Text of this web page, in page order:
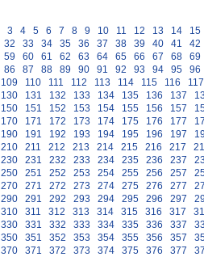
3 4 5 6 7 8 9 10 11 12 13 14
15
32 33 34 35 36 37 38 39 40 41
42
59 60 61 62 63 64 65 66 67 68
69
86 87 88 89 90 91 92 93 94 95
96
109 110 111 112 113 114 115 116
117
130 131 132 133 134 135 136 137
150 151 152 153 154 155 156 157
170 171 172 173 174 175 176 177
190 191 192 193 194 195 196 197
210 211 212 213 214 215 216 217
230 231 232 233 234 235 236 237
250 251 252 253 254 255 256 257
270 271 272 273 274 275 276 277
290 291 292 293 294 295 296 297
310 311 312 313 314 315 316 317
330 331 332 333 334 335 336 337
350 351 352 353 354 355 356 357
370 371 372 373 374 375 376 377